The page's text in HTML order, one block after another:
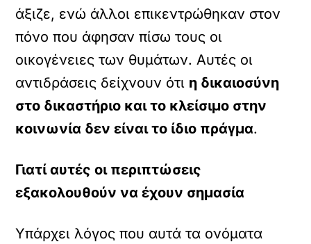
άξιζε, ενώ άλλοι επικεντρώθηκαν στον
πόνο που άφησαν πίσω τους οι
οικογένειες των θυμάτων. Αυτές οι
αντιδράσεις δείχνουν ότι η δικαιοσύνη
στο δικαστήριο και το κλείσιμο στην
κοινωνία δεν είναι το ίδιο πράγμα.
Γιατί αυτές οι περιπτώσεις
εξακολουθούν να έχουν σημασία
Υπάρχει λόγος που αυτά τα ονόματα